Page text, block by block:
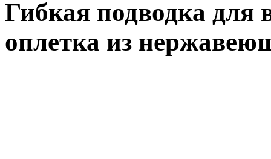
Гибкая подводка
оплетка из